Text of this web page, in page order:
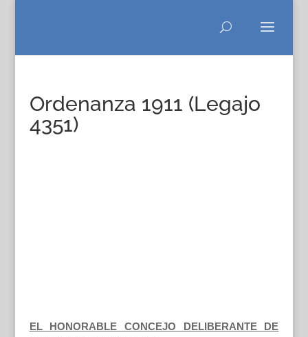
Ordenanza 1911 (Legajo
4351)
EL HONORABLE CONCEJO DELIBERANTE DE